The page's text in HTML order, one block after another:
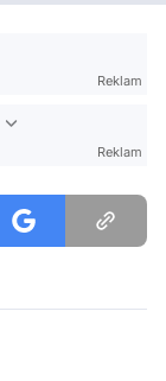
Reklam
Reklam